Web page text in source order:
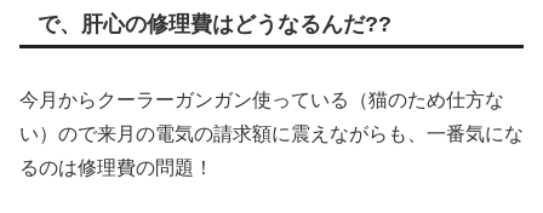
で、肝心の修理費はどうなるんだ??
今月からクーラーガンガン使っている（猫のため仕方な
い）ので来月の電気の請求額に震えながらも、一番気にな
るのは修理費の問題！